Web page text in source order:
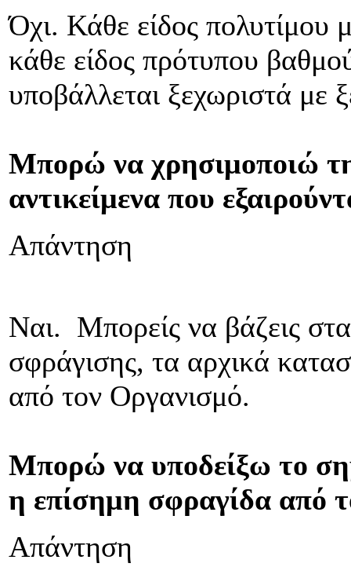
Όχι. Κάθε είδος
κάθε είδος πρότυπου
υποβάλλεται ξεχωριστά με
Μπορώ να χρησιμοποιώ
αντικείμενα που
Απάντηση
Ναι. Μπορείς να βάζεις στα
σφράγισης, τα αρχικά
από τον Οργανισμό.
Μπορώ να υποδείξω το
η επίσημη σφραγίδα από
Απάντηση